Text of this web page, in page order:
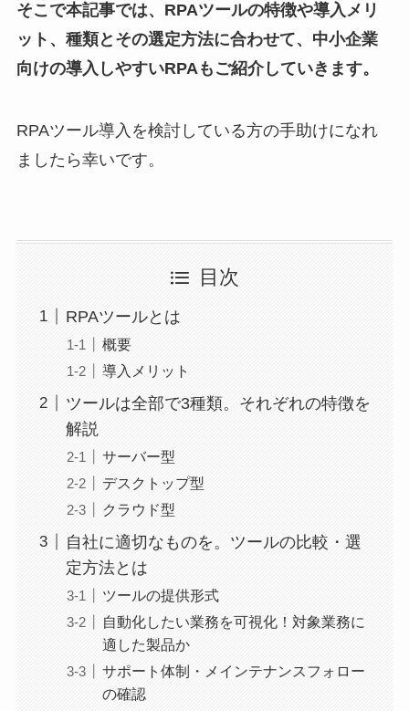
そこで本記事では、RPAツールの特徴や導入メリ
ット、種類とその選定方法に合わせて、中小企業
向けの導入しやすいRPAもご紹介していきます。
RPAツール導入を検討している方の手助けになれ
ましたら幸いです。
目次
RPAツールとは
概要
導入メリット
ツールは全部で3種類。それぞれの特徴を
解説
サーバー型
デスクトップ型
クラウド型
自社に適切なものを。ツールの比較・選
定方法とは
ツールの提供形式
自動化したい業務を可視化！対象業務に
適した製品か
サポート体制・メインテナンスフォロー
の確認